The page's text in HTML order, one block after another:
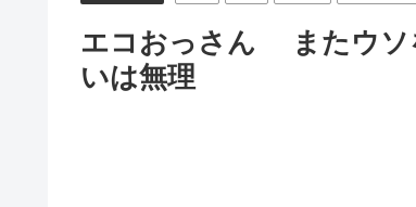
エコおっさん またウ
いは無理